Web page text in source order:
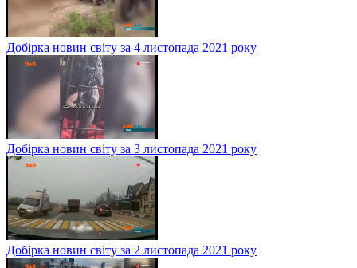
Добірка новин світу за 4 листопада 2021 року
Добірка новин світу за 3 листопада 2021 року
Добірка новин світу за 2 листопада 2021 року